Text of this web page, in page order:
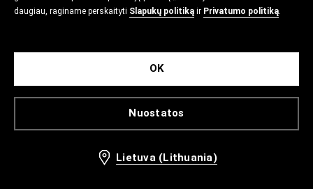
daugiau, raginame perskaityti Slapukų politiką ir Privatumo politiką.
Nuostatos
OK
Lietuva (Lithuania)